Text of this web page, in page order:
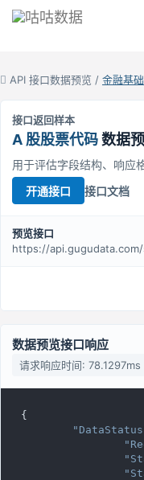
API 接口数据预览 / 金融基础
接口返回样本
A 股股票代码数据
用于评估字段结构、响应
开通接口
接口文档
预览接口
https://
数据预览接口响应
请求响应时间: 78.1297ms
{